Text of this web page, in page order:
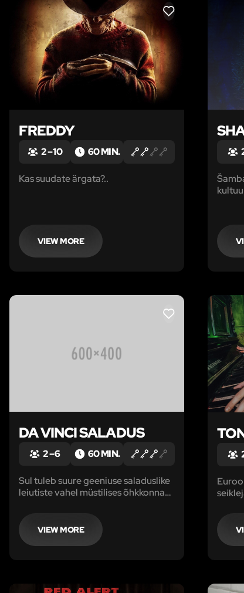
LIKE
FREDDY
2 – 10 60 MIN.
Kas suudate ärgata?..
VIEW MORE
LIKE
DA VINCI SALADUS
2 – 6 60 MIN.
Sul tuleb suure geeniuse saladuslike
leiutiste vahel müstilises õhkkonnas
peamine mõistatus. Suudad sa välja
pääseda, et saladust maailmaga
jagada või jääd igaveseks kindluse
VIEW MORE
neid